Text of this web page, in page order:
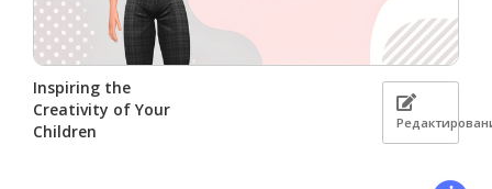
Inspiring the
Creativity of Your
Children